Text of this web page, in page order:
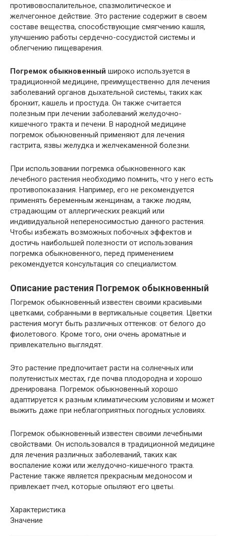
противовоспалительное, спазмолитическое и
желчегонное действие. Это растение содержит в своем
составе вещества, способствующие смягчению кашля,
улучшению работы сердечно-сосудистой системы и
облегчению пищеварения.
Погремок обыкновенный широко используется в
традиционной медицине, преимущественно для лечения
заболеваний органов дыхательной системы, таких как
бронхит, кашель и простуда. Он также считается
полезным при лечении заболеваний желудочно-
кишечного тракта и печени. В народной медицине
погремок обыкновенный применяют для лечения
гастрита, язвы желудка и желчекаменной болезни.
При использовании погремка обыкновенного как
лечебного растения необходимо помнить, что у него есть
противопоказания. Например, его не рекомендуется
применять беременным женщинам, а также людям,
страдающим от аллергических реакций или
индивидуальной непереносимостью данного растения.
Чтобы избежать возможных побочных эффектов и
достичь наибольшей полезности от использования
погремка обыкновенного, перед применением
рекомендуется консультация со специалистом.
Описание растения Погремок обыкновенный
Погремок обыкновенный известен своими красивыми
цветками, собранными в вертикальные соцветия. Цветки
растения могут быть различных оттенков: от белого до
фиолетового. Кроме того, они очень ароматные и
привлекательно выглядят.
Это растение предпочитает расти на солнечных или
полутенистых местах, где почва плодородна и хорошо
дренирована. Погремок обыкновенный хорошо
адаптируется к разным климатическим условиям и может
выжить даже при неблагоприятных погодных условиях.
Погремок обыкновенный известен своими лечебными
свойствами. Он использовался в традиционной медицине
для лечения различных заболеваний, таких как
воспаление кожи или желудочно-кишечного тракта.
Растение также является прекрасным медоносом и
привлекает пчел, которые опыляют его цветы.
Характеристика
Значение